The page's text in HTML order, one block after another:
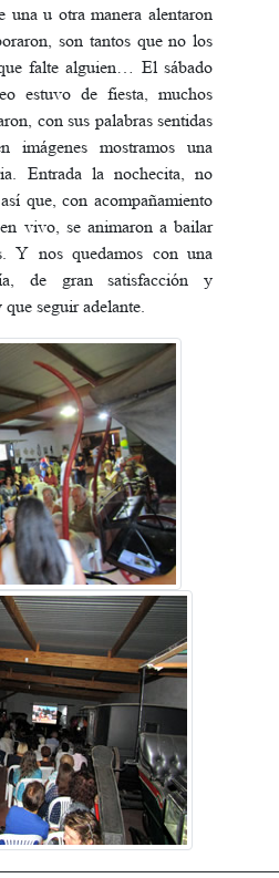
una u otra manera alentaron
son tantos que no los
falte alguien… El sábado
estuvo de fiesta, muchos
con sus palabras sentidas
imágenes mostramos una
Entrada la nochecita, no
que, con acompañamiento
vivo, se animaron a bailar
Y nos quedamos con una
de gran satisfacción y
seguir adelante.